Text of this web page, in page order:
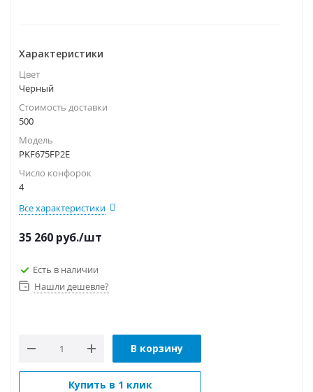
Характеристики
Цвет
Черный
Стоимость доставки
500
Модель
PKF675FP2E
Число конфорок
4
Все характеристики
35 260 руб./шт
Есть в наличии
Нашли дешевле?
В корзину
Купить в 1 клик